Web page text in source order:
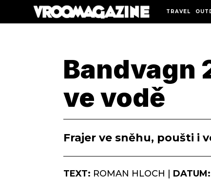
TRAVEL
Bandvagn
ve vodě
Frajer ve sněhu, poušti i
TEXT: ROMAN HLOCH | DATUM: